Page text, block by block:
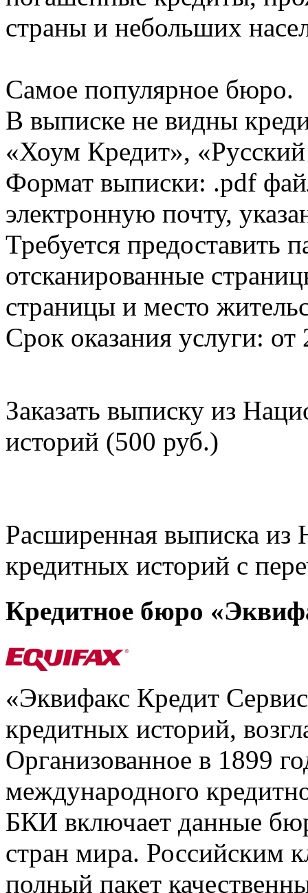
страны и небольших
Самое популярное бюро.
В выписке не видны
«Хоум Кредит»,
Формат выписки: .pdf
электронную почту,
Требуется предоставить
отсканированные
страницы и место
Срок оказания услуги: от
Заказать выписку из
историй (500 руб.)
Расширенная выписка из
кредитных историй с
Кредитное бюро
«Эквифакс Кредит
кредитных историй,
Организованное в 1899
международного
БКИ включает данные
стран мира. Российским
полный пакет